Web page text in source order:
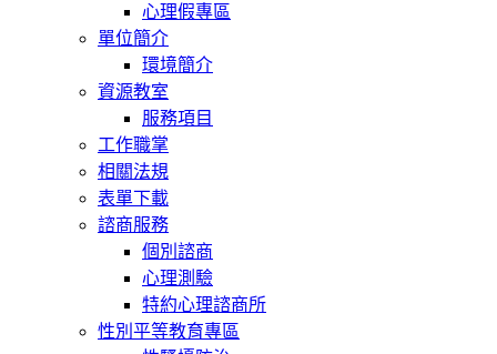
心理假專區
單位簡介
環境簡介
資源教室
服務項目
工作職掌
相關法規
表單下載
諮商服務
個別諮商
心理測驗
特約心理諮商所
性別平等教育專區